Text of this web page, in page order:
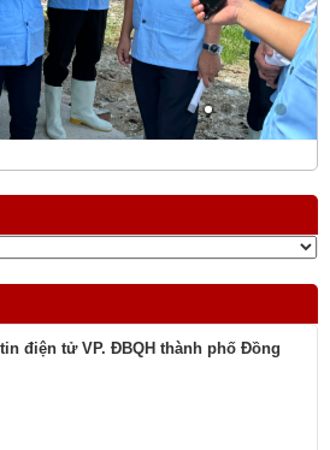
điện tử VP. ĐBQH thành phố Đồng